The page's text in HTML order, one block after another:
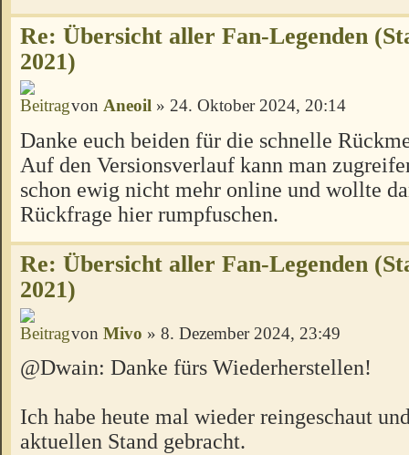
Re: Übersicht aller Fan-Legenden
2021)
von Aneoil » 24. Oktober 2024, 20:14
Danke euch beiden für die schnelle
Auf den Versionsverlauf kann man
schon ewig nicht mehr online und wollte
Rückfrage hier rumpfuschen.
Re: Übersicht aller Fan-Legenden
2021)
von Mivo » 8. Dezember 2024, 23:49
@Dwain: Danke fürs Wiederherstellen!
Ich habe heute mal wieder reingeschaut
aktuellen Stand gebracht.